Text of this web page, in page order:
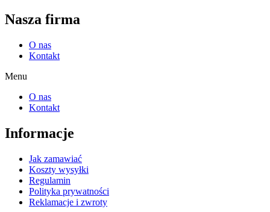
Nasza firma
O nas
Kontakt
Menu
O nas
Kontakt
Informacje
Jak zamawiać
Koszty wysyłki
Regulamin
Polityka prywatności
Reklamacje i zwroty